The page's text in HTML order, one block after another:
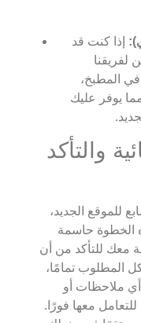
إذا كنت قد
لفريقنا
المطبخ،
يوفر عليك
والتأكد
للموقع الجديد،
الخطوة حاسمة
معك للتأكد من أن
المطلوب تمامًا،
ملاحظات أو
معها فورًا.